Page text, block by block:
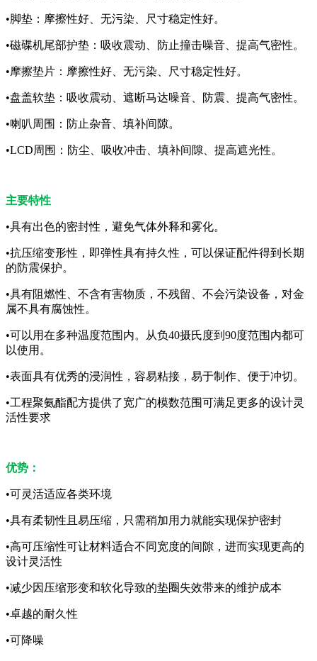
•脚垫：摩擦性好、无污染、尺寸稳定性好。
•磁碟机尾部护垫：吸收震动、防止撞击噪音、提高气密性。
•摩擦垫片：摩擦性好、无污染、尺寸稳定性好。
•盘盖软垫：吸收震动、遮断马达噪音、防震、提高气密性。
•喇叭周围：防止杂音、填补间隙。
•LCD周围：防尘、吸收冲击、填补间隙、提高遮光性。
主要特性
•具有出色的密封性，避免气体外释和雾化。
•抗压缩变形性，即弹性具有持久性，可以保证配件得到长期
的防震保护。
•具有阻燃性、不含有害物质，不残留、不会污染设备，对金
属不具有腐蚀性。
•可以用在多种温度范围内。从负40摄氏度到90度范围内都可
以使用。
•表面具有优秀的浸润性，容易粘接，易于制作、便于冲切。
•工程聚氨酯配方提供了宽广的模数范围可满足更多的设计灵
活性要求
优势：
•可灵活适应各类环境
•具有柔韧性且易压缩，只需稍加用力就能实现保护密封
•高可压缩性可让材料适合不同宽度的间隙，进而实现更高的
设计灵活性
•减少因压缩形变和软化导致的垫圈失效带来的维护成本
•卓越的耐久性
•可降噪